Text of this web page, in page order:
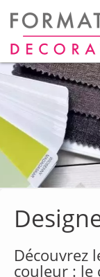
Découvrez
couleur : le